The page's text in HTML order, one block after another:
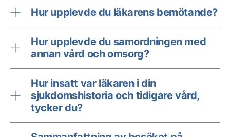
Hur upplevde du läkarens bemötande?
Hur upplevde du samordningen med
annan vård och omsorg?
Hur insatt var läkaren i din
sjukdomshistoria och tidigare vård,
tycker du?